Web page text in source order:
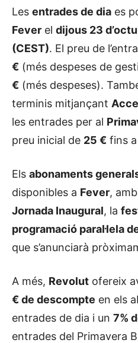
Les entrades de dia es
Fever el dijous 23
(CEST). El preu de
€ (més despeses de
€ (més despeses).
terminis mitjançant
les entrades per al
preu inicial de 25 € fins
Els abonaments
disponibles a Fever,
Jornada Inaugural, la
programació paral·lela
que s’anunciarà
A més, Revolut ofereix
€ de descompte en els
entrades de dia i un 7%
entrades del Primavera